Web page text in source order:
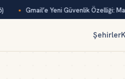
Gmail’e Yeni Güvenlik Özelliği:
Şehirler